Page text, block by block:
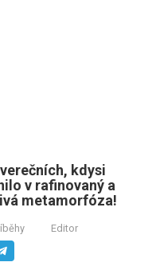
kdysi
v rafinovaný a
metamorfóza!
Editor